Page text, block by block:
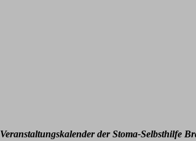
Veranstaltungskalender der Stoma-Selbsthilfe